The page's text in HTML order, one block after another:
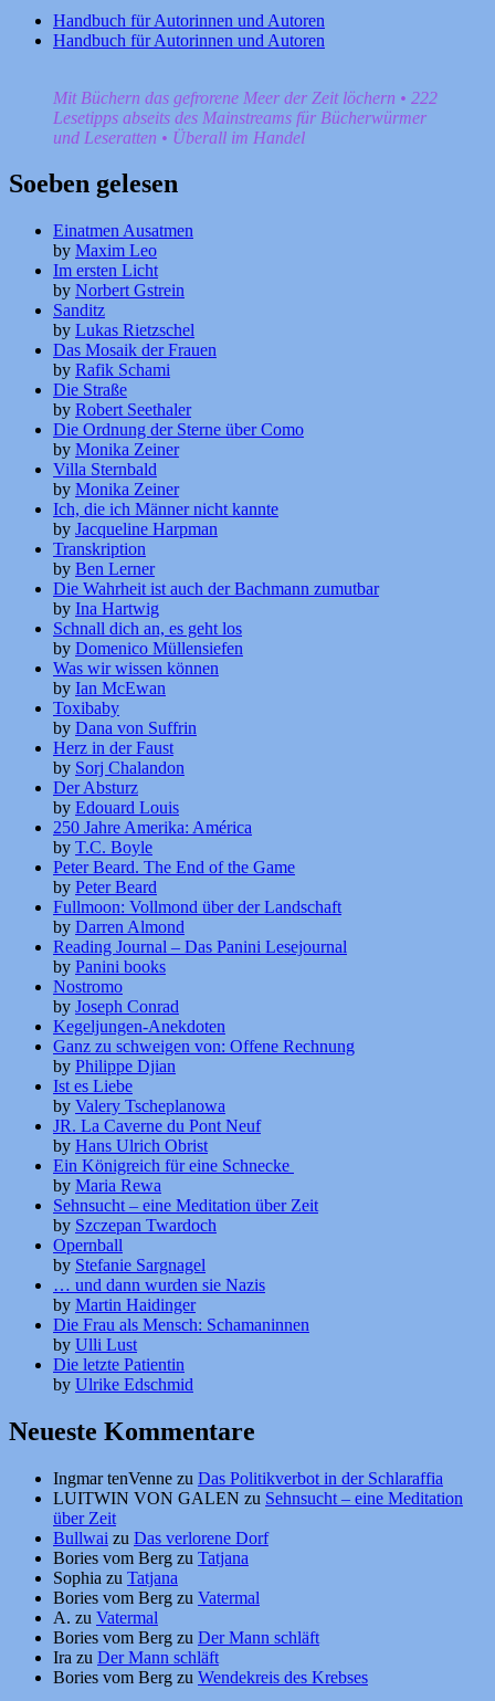
Handbuch für Autorinnen und Autoren
Handbuch für Autorinnen und Autoren
Mit Büchern das gefrorene Meer der Zeit löchern • 222
Lesetipps abseits des Mainstreams für Bücherwürmer
und Leseratten • Überall im Handel
Soeben gelesen
Einatmen Ausatmen
by Maxim Leo
Im ersten Licht
by Norbert Gstrein
Sanditz
by Lukas Rietzschel
Das Mosaik der Frauen
by Rafik Schami
Die Straße
by Robert Seethaler
Die Ordnung der Sterne über Como
by Monika Zeiner
Villa Sternbald
by Monika Zeiner
Ich, die ich Männer nicht kannte
by Jacqueline Harpman
Transkription
by Ben Lerner
Die Wahrheit ist auch der Bachmann zumutbar
by Ina Hartwig
Schnall dich an, es geht los
by Domenico Müllensiefen
Was wir wissen können
by Ian McEwan
Toxibaby
by Dana von Suffrin
Herz in der Faust
by Sorj Chalandon
Der Absturz
by Edouard Louis
250 Jahre Amerika: América
by T.C. Boyle
Peter Beard. The End of the Game
by Peter Beard
Fullmoon: Vollmond über der Landschaft
by Darren Almond
Reading Journal – Das Panini Lesejournal
by Panini books
Nostromo
by Joseph Conrad
Kegeljungen-Anekdoten
Ganz zu schweigen von: Offene Rechnung
by Philippe Djian
Ist es Liebe
by Valery Tscheplanowa
JR. La Caverne du Pont Neuf
by Hans Ulrich Obrist
Ein Königreich für eine Schnecke
by Maria Rewa
Sehnsucht – eine Meditation über Zeit
by Szczepan Twardoch
Opernball
by Stefanie Sargnagel
… und dann wurden sie Nazis
by Martin Haidinger
Die Frau als Mensch: Schamaninnen
by Ulli Lust
Die letzte Patientin
by Ulrike Edschmid
Neueste Kommentare
Ingmar tenVenne zu Das Politikverbot in der Schlaraffia
LUITWIN VON GALEN zu Sehnsucht – eine Meditation
über Zeit
Bullwai zu Das verlorene Dorf
Bories vom Berg zu Tatjana
Sophia zu Tatjana
Bories vom Berg zu Vatermal
A. zu Vatermal
Bories vom Berg zu Der Mann schläft
Ira zu Der Mann schläft
Bories vom Berg zu Wendekreis des Krebses